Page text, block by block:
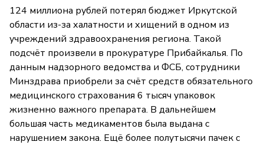
124 миллиона рублей потерял бюджет Иркутской
области из-за халатности и хищений в одном из
учреждений здравоохранения региона. Такой
подсчёт произвели в прокуратуре Прибайкалья. По
данным надзорного ведомства и ФСБ, сотрудники
Минздрава приобрели за счёт средств обязательного
медицинского страхования 6 тысяч упаковок
жизненно важного препарата. В дальнейшем
большая часть медикаментов была выдана с
нарушением закона. Ещё более полутысячи пачек с